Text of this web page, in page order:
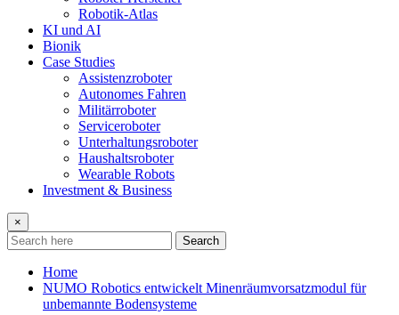
Robotik-Atlas
KI und AI
Bionik
Case Studies
Assistenzroboter
Autonomes Fahren
Militärroboter
Serviceroboter
Unterhaltungsroboter
Haushaltsroboter
Wearable Robots
Investment & Business
×
Search
Home
NUMO Robotics entwickelt Minenräumvorsatzmodul für
unbemannte Bodensysteme